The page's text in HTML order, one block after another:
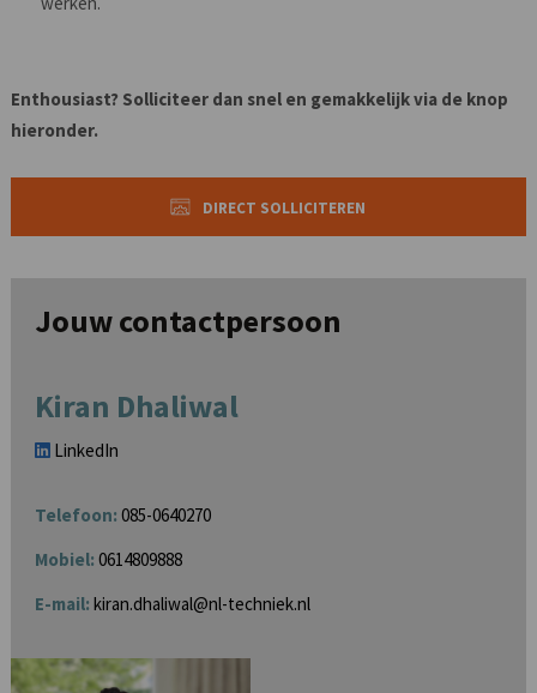
Enthousiast? Solliciteer dan snel en gemakkelijk via de knop
hieronder.
DIRECT SOLLICITEREN
Jouw contactpersoon
Kiran Dhaliwal
LinkedIn
Telefoon: 085-0640270
Mobiel: 0614809888
E-mail: kiran.dhaliwal@nl-techniek.nl